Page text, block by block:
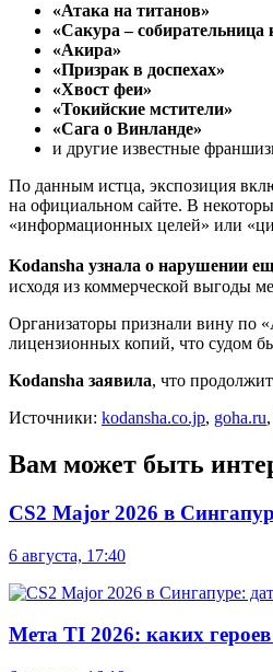
«Атака на титанов»
«Сакура – собирательница
«Акира»
«Призрак в доспехах»
«Хвост феи»
«Токийские мстители»
«Сага о Винланде»
и другие известные
По данным истца, экспозиция
на официальном сайте. В
«информационных целей» или
Kodansha узнала о нарушении
исходя из коммерческой выгоды
Организаторы признали вину по
лицензионных копий, что судом
Kodansha заявила, что
Источники: kodansha.co.jp, goha.ru,
Вам может быть
CS2 Major 2026 в
6 августа, 17:40
Мета TI 2026: каких